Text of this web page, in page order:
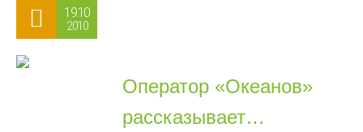
19.10
2010
Оператор «Океанов»
рассказывает…